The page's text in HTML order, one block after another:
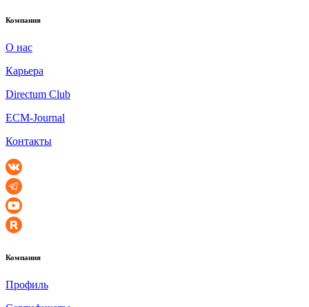
Компания
О нас
Карьера
Directum Club
ECM-Journal
Контакты
Компания
Профиль